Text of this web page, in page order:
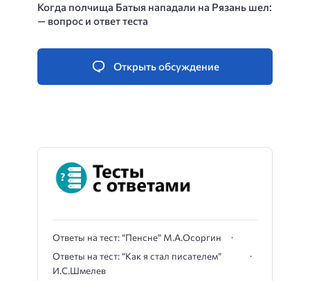
Когда полчища Батыя нападали на Рязань шел:
— вопрос и ответ теста
Открыть обсуждение
Ответы на тест: “Пенсне” М.А.Осоргин
Ответы на тест: “Как я стал писателем”
И.С.Шмелев